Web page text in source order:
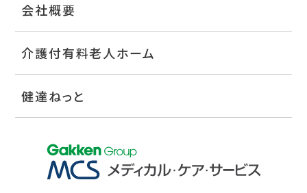
会社概要
介護付有料老人ホーム
健達ねっと